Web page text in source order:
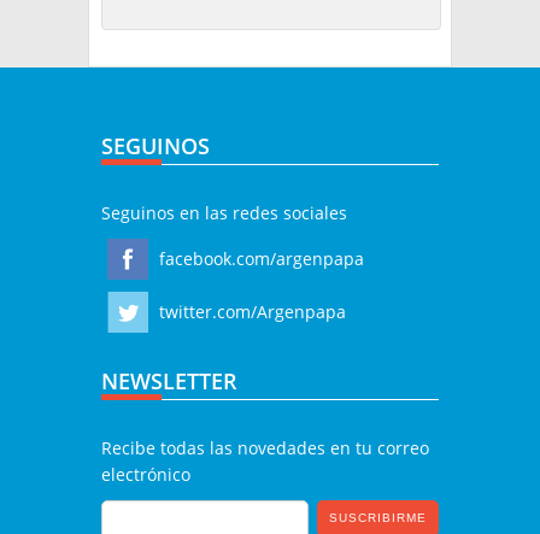
SEGUINOS
Seguinos en las redes sociales
facebook.com/argenpapa
twitter.com/Argenpapa
NEWSLETTER
Recibe todas las novedades en tu correo
electrónico